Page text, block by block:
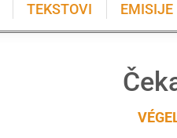
TEKSTOVI EMISIJE